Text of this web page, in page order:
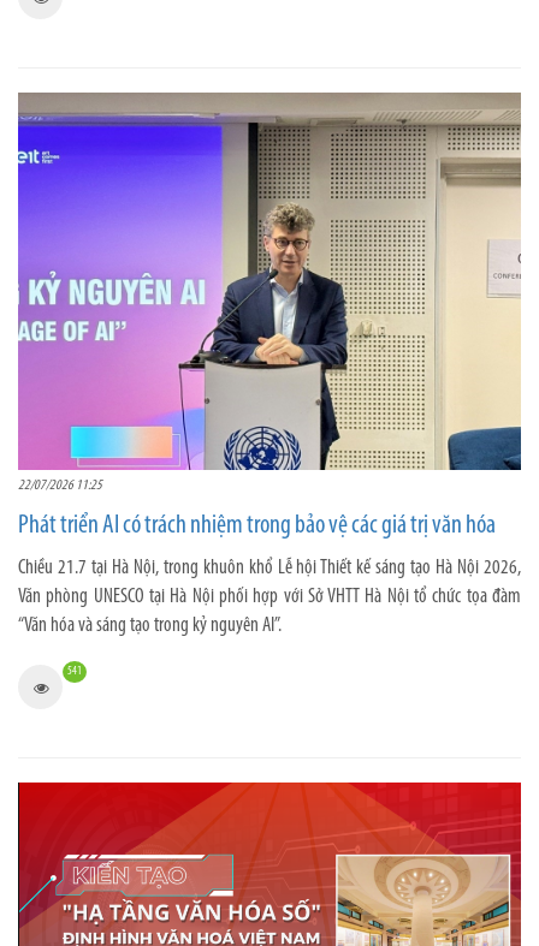
22/07/2026 11:25
Phát triển AI có trách nhiệm trong bảo vệ các giá trị văn hóa
Chiều 21.7 tại Hà Nội, trong khuôn khổ Lễ hội Thiết kế sáng tạo Hà Nội 2026,
Văn phòng UNESCO tại Hà Nội phối hợp với Sở VHTT Hà Nội tổ chức tọa đàm
“Văn hóa và sáng tạo trong kỷ nguyên AI”.
541